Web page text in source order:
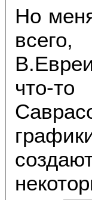
Но
всего,
что-